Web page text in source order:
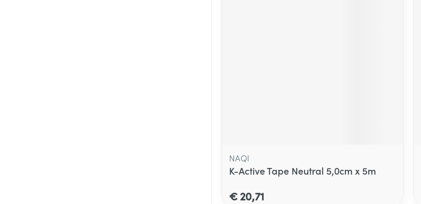
NAQI
K-Active Tape Neutral 5,0cm x 5m
€ 20,71